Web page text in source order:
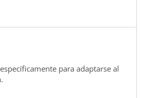
para adaptarse al